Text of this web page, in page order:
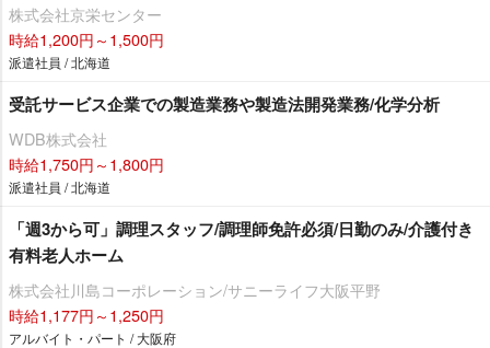
株式会社京栄センター
時給1,200円～1,500円
派遣社員 / 北海道
受託サービス企業での製造業務や製造法開発業務/化学分析
WDB株式会社
時給1,750円～1,800円
派遣社員 / 北海道
「週3から可」調理スタッフ/調理師免許必須/日勤のみ/介護付き
有料老人ホーム
株式会社川島コーポレーション/サニーライフ大阪平野
時給1,177円～1,250円
アルバイト・パート / 大阪府